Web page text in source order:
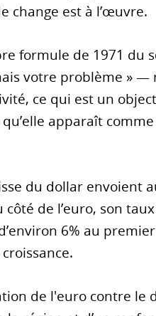
change est à l’œuvre.
formule de 1971
votre problème » —
ce qui est un
apparaît
du dollar envoient
de l’euro, son
6% au
de l'euro contre le